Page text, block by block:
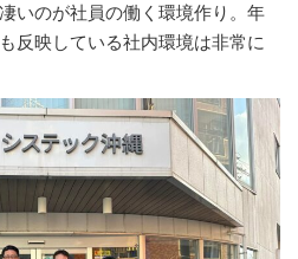
いのが社員の働く環境作り。年
反映している社内環境は非常に